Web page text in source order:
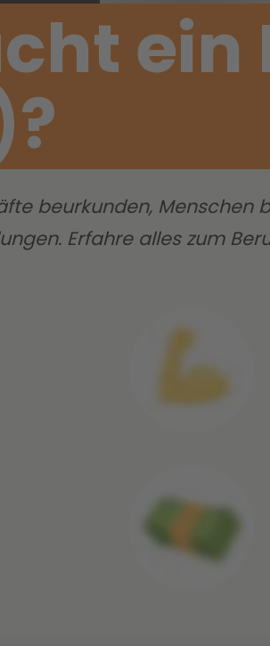
ein
beurkunden, Menschen
Erfahre alles zum